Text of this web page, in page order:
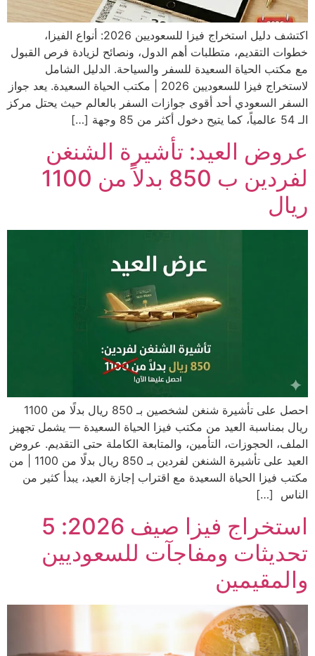
اكتشف دليل استخراج فيزا للسعوديين 2026: أنواع الفيزا،
خطوات التقديم، متطلبات أهم الدول، ونصائح لزيادة فرص القبول
مع مكتب الحياة السعيدة للسفر والسياحة. الدليل الشامل
لاستخراج فيزا للسعوديين 2026 | مكتب الحياة السعيدة. يعد جواز
السفر السعودي أحد أقوى جوازات السفر بالعالم حيث يحتل مركز
الـ 54 عالمياً، كما يتيح دخول أكثر من 85 وجهة […]
عروض العيد: تأشيرة الشنغن
لفردين ب 850 بدلاً من 1100
ريال
احصل على تأشيرة شنغن لشخصين بـ 850 ريال بدلًا من 1100
ريال بمناسبة العيد من مكتب فيزا الحياة السعيدة — يشمل تجهيز
الملف، الحجوزات، التأمين، والمتابعة الكاملة حتى التقديم. عروض
العيد على تأشيرة الشنغن لفردين بـ 850 ريال بدلًا من 1100 | من
مكتب فيزا الحياة السعيدة مع اقتراب إجازة العيد، يبدأ كثير من
الناس […]
استخراج فيزا صيف 2026: 5
تحديثات ومفاجآت للسعوديين
والمقيمين